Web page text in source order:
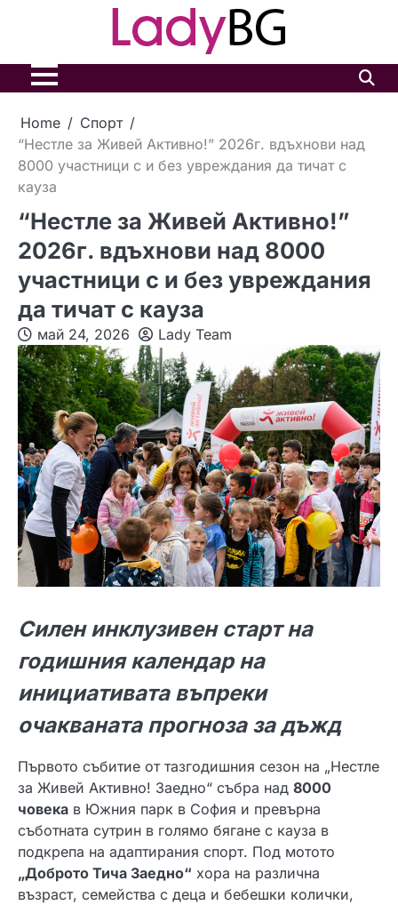
Home
Спорт
“Нестле за Живей Aктивно!” 2026г. вдъхнови над
8000 участници с и без увреждания да тичат с
кауза
“Нестле за Живей Aктивно!”
2026г. вдъхнови над 8000
участници с и без увреждания
да тичат с кауза
май 24, 2026 Lady Team
Силен инклузивен старт на
годишния календар на
инициативата въпреки
очакваната прогноза за дъжд
Първото събитие от тазгодишния сезон на „Нестле
за Живей Активно! Заедно“ събра над 8000
човека в Южния парк в София и превърна
съботната сутрин в голямо бягане с кауза в
подкрепа на адаптирания спорт. Под мотото
„Доброто Тича Заедно“ хора на различна
възраст, семейства с деца и бебешки колички,